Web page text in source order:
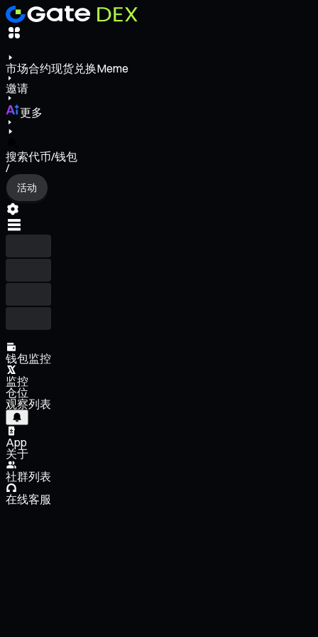
市场合约现货兑换Meme
邀请
更多
搜索代币/钱包
/
活动
钱包监控
监控
仓位
观察列表
App
关于
社群列表
在线客服